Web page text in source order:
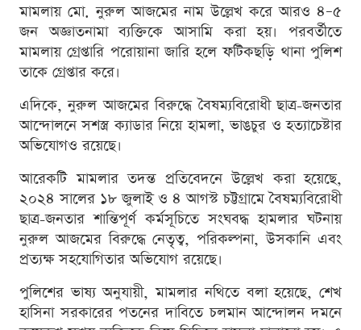
মামলায় মো. নুরুল আজমের নাম উল্লেখ করে আরও ৪–৫
জন অজ্ঞাতনামা ব্যক্তিকে আসামি করা হয়। পরবর্তীতে
মামলায় গ্রেপ্তারি পরোয়ানা জারি হলে ফটিকছড়ি থানা পুলিশ
তাকে গ্রেপ্তার করে।
এদিকে, নুরুল আজমের বিরুদ্ধে বৈষম্যবিরোধী ছাত্র-জনতার
আন্দোলনে সশস্ত্র ক্যাডার নিয়ে হামলা, ভাঙচুর ও হত্যাচেষ্টার
অভিযোগও রয়েছে।
আরেকটি মামলার তদন্ত প্রতিবেদনে উল্লেখ করা হয়েছে,
২০২৪ সালের ১৮ জুলাই ও ৪ আগস্ট চট্টগ্রামে বৈষম্যবিরোধী
ছাত্র-জনতার শান্তিপূর্ণ কর্মসূচিতে সংঘবদ্ধ হামলার ঘটনায়
নুরুল আজমের বিরুদ্ধে নেতৃত্ব, পরিকল্পনা, উসকানি এবং
প্রত্যক্ষ সহযোগিতার অভিযোগ রয়েছে।
পুলিশের ভাষ্য অনুযায়ী, মামলার নথিতে বলা হয়েছে, শেখ
হাসিনা সরকারের পতনের দাবিতে চলমান আন্দোলন দমনে